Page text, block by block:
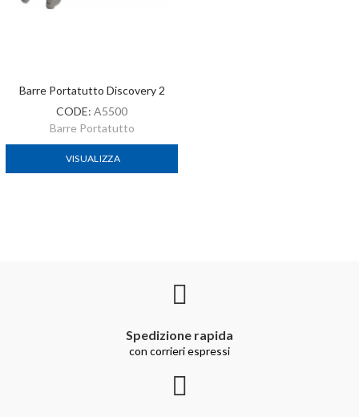
Barre Portatutto Discovery 2
CODE: A5500
Barre Portatutto
VISUALIZZA
Spedizione rapida
con corrieri espressi